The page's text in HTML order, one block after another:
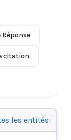
Réponse
citation
les entités